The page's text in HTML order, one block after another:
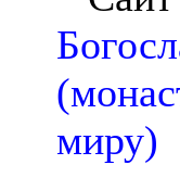
миру)